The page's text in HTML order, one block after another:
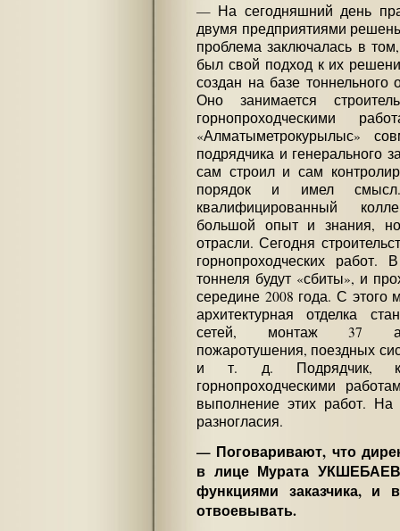
— На сегодняшний день
двумя предприятиями
проблема заключалась в
был свой подход к их
создан на базе
Оно занимается
горнопроходческими
«Алматыметрокурылыс»
подрядчика и генерального
сам строил и сам
порядок и имел смысл.
квалифицированный
большой опыт и знания,
отрасли. Сегодня
горнопроходческих
тоннеля будут «сбиты», и
середине 2008 года. С
архитектурная отделка
сетей, монтаж 37
пожаротушения, поездных
и т. д. Подрядчик,
горнопроходческими
выполнение этих работ.
разногласия.
— Поговаривают, что
в лице Мурата
функциями заказчика, и
отвоевывать.